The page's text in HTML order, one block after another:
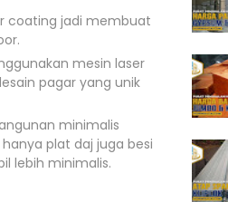
coating jadi membuat
mesin laser
pagar yang unik
minimalis
plat daj juga besi
lebih minimalis.